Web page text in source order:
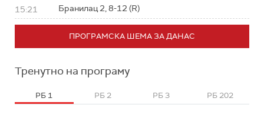
15:21 Бранилац 2, 8-12 (R)
ПРОГРАМСКА ШЕМА ЗА ДАНАС
Тренутно на програму
РБ 1 РБ 2 РБ 3 РБ 202